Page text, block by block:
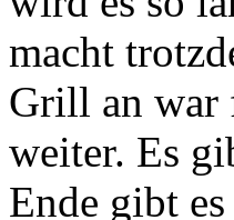
macht
Grill an war
weiter. Es
Ende gibt